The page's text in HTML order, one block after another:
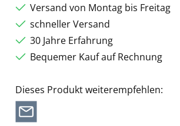
Versand von Montag bis Freitag
schneller Versand
30 Jahre Erfahrung
Bequemer Kauf auf Rechnung
Dieses Produkt weiterempfehlen: